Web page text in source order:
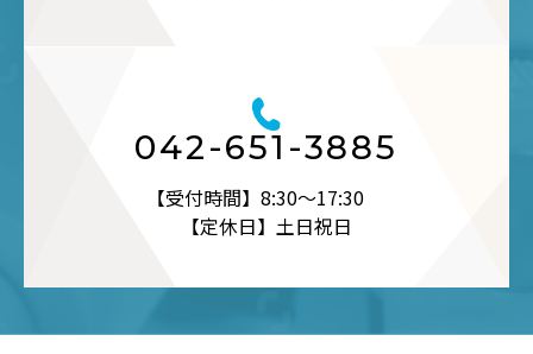
042-651-3885
【受付時間】8:30～17:30
【定休日】土日祝日